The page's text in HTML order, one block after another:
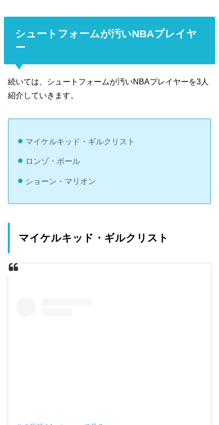
シュートフォームが汚いNBAプレイヤ
ー
続いては、シュートフォームが汚いNBAプレイヤーを3人
紹介していきます。
マイケルキッド・ギルクリスト
ロンゾ・ボール
ショーン・マリオン
マイケルキッド・ギルクリスト